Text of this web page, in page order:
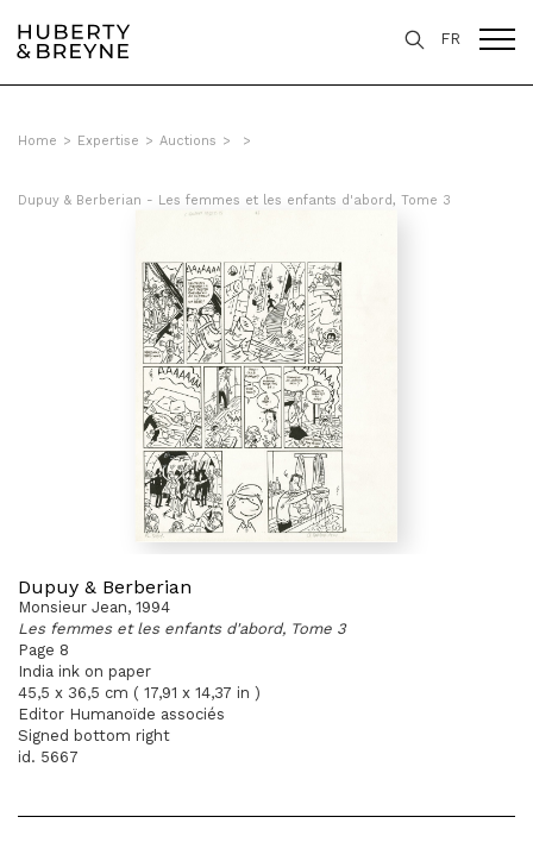
FR
Home > Expertise > Auctions > >
Dupuy & Berberian - Les femmes et les enfants d'abord, Tome 3
Dupuy & Berberian
Monsieur Jean, 1994
Les femmes et les enfants d'abord, Tome 3
Page 8
India ink on paper
45,5 x 36,5 cm ( 17,91 x 14,37 in )
Editor Humanoïde associés
Signed bottom right
id. 5667